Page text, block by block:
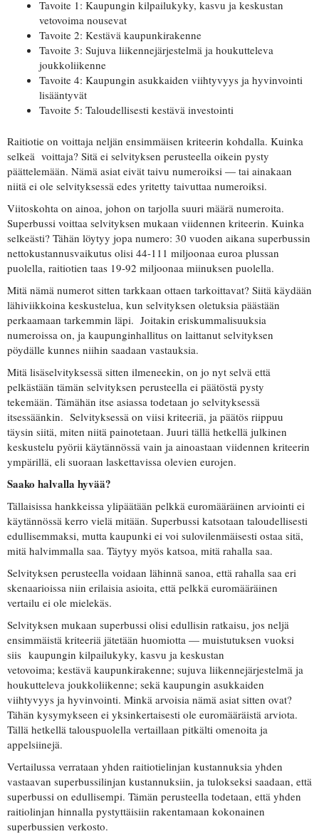
Tavoite 1: Kaupungin kilpailukyky, kasvu ja keskustan
vetovoima nousevat
Tavoite 2: Kestävä kaupunkirakenne
Tavoite 3: Sujuva liikennejärjestelmä ja houkutteleva
joukkoliikenne
Tavoite 4: Kaupungin asukkaiden viihtyvyys ja hyvinvointi
lisääntyvät
Tavoite 5: Taloudellisesti kestävä investointi
Raitiotie on voittaja neljän ensimmäisen kriteerin kohdalla. Kuinka
selkeä voittaja? Sitä ei selvityksen perusteella oikein pysty
päättelemään. Nämä asiat eivät taivu numeroiksi — tai ainakaan
niitä ei ole selvityksessä edes yritetty taivuttaa numeroiksi.
Viitoskohta on ainoa, johon on tarjolla suuri määrä numeroita.
Superbussi voittaa selvityksen mukaan viidennen kriteerin. Kuinka
selkeästi? Tähän löytyy jopa numero: 30 vuoden aikana superbussin
nettokustannusvaikutus olisi 44-111 miljoonaa euroa plussan
puolella, raitiotien taas 19-92 miljoonaa miinuksen puolella.
Mitä nämä numerot sitten tarkkaan ottaen tarkoittavat? Siitä käydään
lähiviikkoina keskustelua, kun selvityksen oletuksia päästään
perkaamaan tarkemmin läpi. Joitakin eriskummalisuuksia
numeroissa on, ja kaupunginhallitus on laittanut selvityksen
pöydälle kunnes niihin saadaan vastauksia.
Mitä lisäselvityksessä sitten ilmeneekin, on jo nyt selvä että
pelkästään tämän selvityksen perusteella ei päätöstä pysty
tekemään. Tämähän itse asiassa todetaan jo selvityksessä
itsessäänkin. Selvityksessä on viisi kriteeriä, ja päätös riippuu
täysin siitä, miten niitä painotetaan. Juuri tällä hetkellä julkinen
keskustelu pyörii käytännössä vain ja ainoastaan viidennen kriteerin
ympärillä, eli suoraan laskettavissa olevien eurojen.
Saako halvalla hyvää?
Tällaisissa hankkeissa ylipäätään pelkkä euromääräinen arviointi ei
käytännössä kerro vielä mitään. Superbussi katsotaan taloudellisesti
edullisemmaksi, mutta kaupunki ei voi sulovilenmäisesti ostaa sitä,
mitä halvimmalla saa. Täytyy myös katsoa, mitä rahalla saa.
Selvityksen perusteella voidaan lähinnä sanoa, että rahalla saa eri
skenaarioissa niin erilaisia asioita, että pelkkä euromääräinen
vertailu ei ole mielekäs.
Selvityksen mukaan superbussi olisi edullisin ratkaisu, jos neljä
ensimmäistä kriteeriä jätetään huomiotta — muistutuksen vuoksi
siis kaupungin kilpailukyky, kasvu ja keskustan
vetovoima; kestävä kaupunkirakenne; sujuva liikennejärjestelmä ja
houkutteleva joukkoliikenne; sekä kaupungin asukkaiden
viihtyvyys ja hyvinvointi. Minkä arvoisia nämä asiat sitten ovat?
Tähän kysymykseen ei yksinkertaisesti ole euromääräistä arviota.
Tällä hetkellä talouspuolella vertaillaan pitkälti omenoita ja
appelsiinejä.
Vertailussa verrataan yhden raitiotielinjan kustannuksia yhden
vastaavan superbussilinjan kustannuksiin, ja tulokseksi saadaan, että
superbussi on edullisempi. Tämän perusteella todetaan, että yhden
raitiolinjan hinnalla pystyttäisiin rakentamaan kokonainen
superbussien verkosto.